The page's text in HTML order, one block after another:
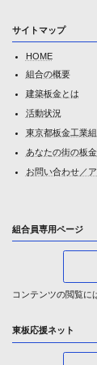
サイトマップ
HOME
組合の概要
建築板金とは
活動状況
東京都板金工業
あなたの街の板
お問い合わせ／
組合員専用ページ
コンテンツの閲覧に
東板応援ネット